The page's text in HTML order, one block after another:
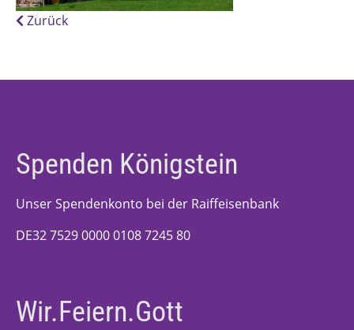
Zurück
Spenden Königstein
Unser Spendenkonto bei der Raiffeisenbank
DE32 7529 0000 0108 7245 80
Wir.Feiern.Gott